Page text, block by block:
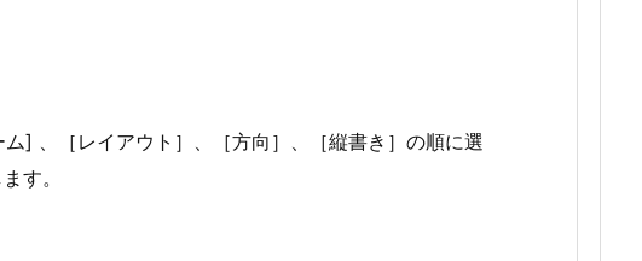
] 、［レイアウト］、［方向］、［縦書き］の順に選
す。